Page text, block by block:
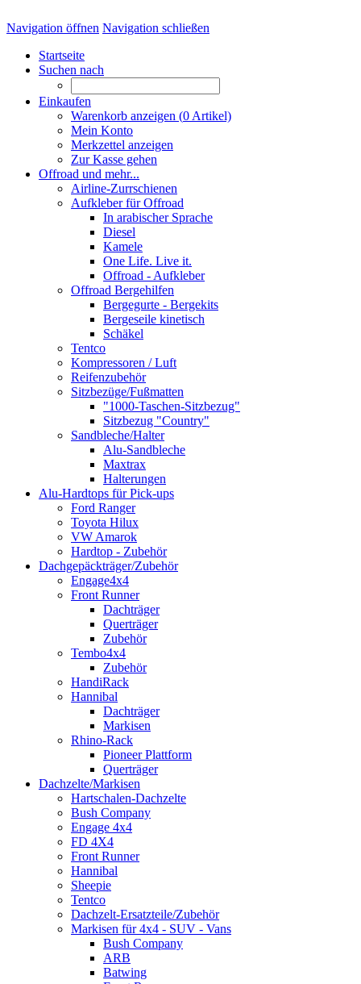
Navigation öffnen Navigation schließen
Startseite
Suchen nach
Einkaufen
Warenkorb anzeigen (0 Artikel)
Mein Konto
Merkzettel anzeigen
Zur Kasse gehen
Offroad und mehr...
Airline-Zurrschienen
Aufkleber für Offroad
In arabischer Sprache
Diesel
Kamele
One Life. Live it.
Offroad - Aufkleber
Offroad Bergehilfen
Bergegurte - Bergekits
Bergeseile kinetisch
Schäkel
Tentco
Kompressoren / Luft
Reifenzubehör
Sitzbezüge/Fußmatten
"1000-Taschen-Sitzbezug"
Sitzbezug "Country"
Sandbleche/Halter
Alu-Sandbleche
Maxtrax
Halterungen
Alu-Hardtops für Pick-ups
Ford Ranger
Toyota Hilux
VW Amarok
Hardtop - Zubehör
Dachgepäckträger/Zubehör
Engage4x4
Front Runner
Dachträger
Querträger
Zubehör
Tembo4x4
Zubehör
HandiRack
Hannibal
Dachträger
Markisen
Rhino-Rack
Pioneer Plattform
Querträger
Dachzelte/Markisen
Hartschalen-Dachzelte
Bush Company
Engage 4x4
FD 4X4
Front Runner
Hannibal
Sheepie
Tentco
Dachzelt-Ersatzteile/Zubehör
Markisen für 4x4 - SUV - Vans
Bush Company
ARB
Batwing